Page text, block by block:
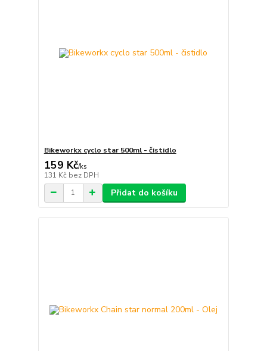
Bikeworkx cyclo star 500ml - čistidlo
159 Kč/ks
131 Kč bez DPH
Přidat do košíku